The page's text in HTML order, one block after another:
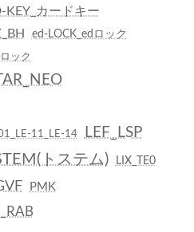
KEY_カードキー
ed-LOCK_edロック
ック
11_LE-14 LEF_LSP
トステム) LIX_TE0
PMK